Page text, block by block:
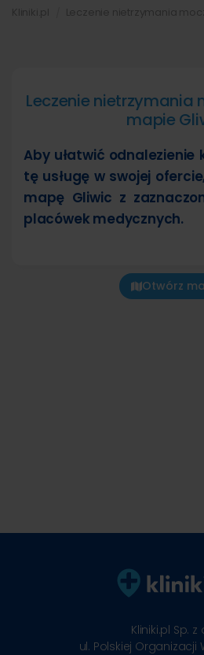
Leczenie nietrzymania
mapie
Aby ułatwić odnalezienie
tę usługę w swojej
mapę Gliwic z
placówek medycznych.
Otwórz
Kliniki.pl Sp. z
ul. Polskiej Organizacji